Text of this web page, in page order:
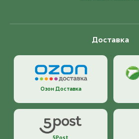
Доставка
Озон Доставка
5Post